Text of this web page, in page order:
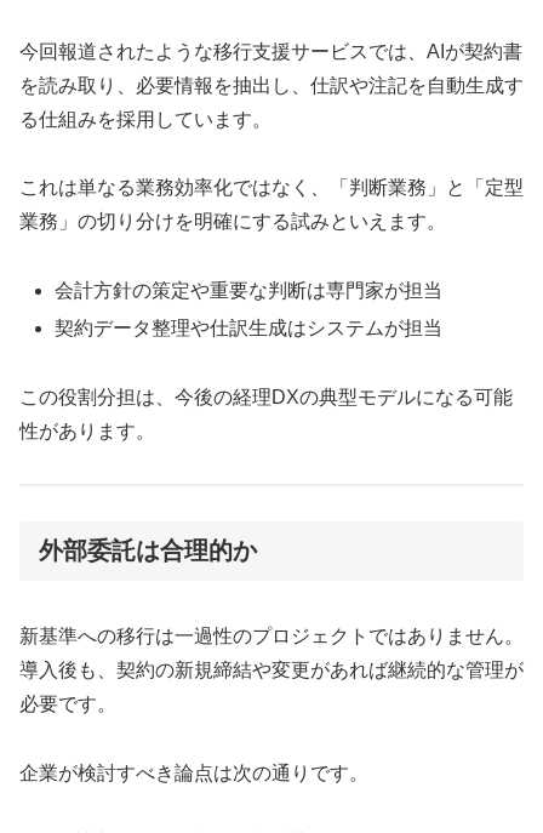
今回報道されたような移行支援サービスでは、AIが契約書
を読み取り、必要情報を抽出し、仕訳や注記を自動生成す
る仕組みを採用しています。
これは単なる業務効率化ではなく、「判断業務」と「定型
業務」の切り分けを明確にする試みといえます。
会計方針の策定や重要な判断は専門家が担当
契約データ整理や仕訳生成はシステムが担当
この役割分担は、今後の経理DXの典型モデルになる可能
性があります。
外部委託は合理的か
新基準への移行は一過性のプロジェクトではありません。
導入後も、契約の新規締結や変更があれば継続的な管理が
必要です。
企業が検討すべき論点は次の通りです。